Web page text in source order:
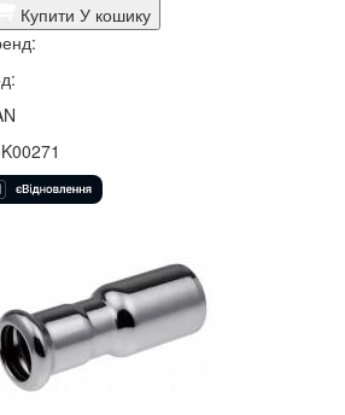
Купити У кошику